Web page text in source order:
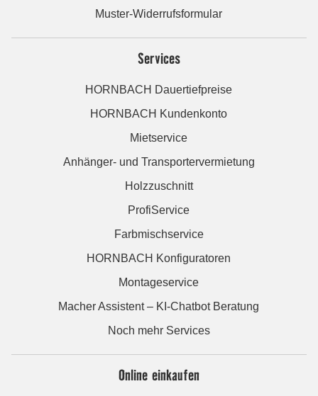
Muster-Widerrufsformular
Services
HORNBACH Dauertiefpreise
HORNBACH Kundenkonto
Mietservice
Anhänger- und Transportervermietung
Holzzuschnitt
ProfiService
Farbmischservice
HORNBACH Konfiguratoren
Montageservice
Macher Assistent – KI-Chatbot Beratung
Noch mehr Services
Online einkaufen